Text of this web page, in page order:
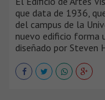
que data de 1936,
del campus de la
nuevo edificio forma
diseñado por Steven